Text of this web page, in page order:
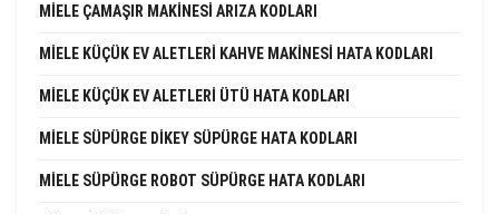
MIELE ÇAMAŞIR MAKINESI ARIZA KODLARI
MIELE KÜÇÜK EV ALETLERI KAHVE MAKINESI HATA KODLARI
MIELE KÜÇÜK EV ALETLERI ÜTÜ HATA KODLARI
MIELE SÜPÜRGE DIKEY SÜPÜRGE HATA KODLARI
MIELE SÜPÜRGE ROBOT SÜPÜRGE HATA KODLARI